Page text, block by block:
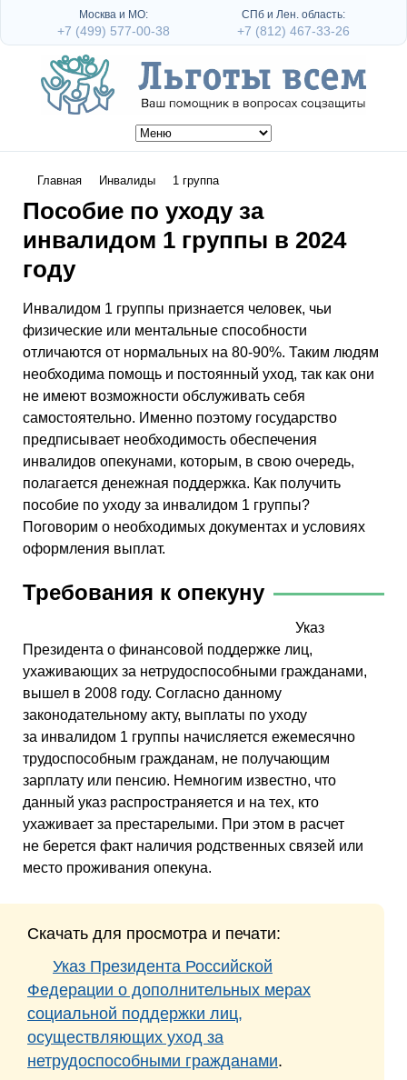
Главная Инвалиды 1 группа
Пособие по уходу за
инвалидом 1 группы в 2024
году
Инвалидом 1 группы признается человек, чьи
физические или ментальные способности
отличаются от нормальных на 80-90%. Таким людям
необходима помощь и постоянный уход, так как они
не имеют возможности обслуживать себя
самостоятельно. Именно поэтому государство
предписывает необходимость обеспечения
инвалидов опекунами, которым, в свою очередь,
полагается денежная поддержка. Как получить
пособие по уходу за инвалидом 1 группы?
Поговорим о необходимых документах и условиях
оформления выплат.
Требования к опекуну
Указ
Президента о финансовой поддержке лиц,
ухаживающих за нетрудоспособными гражданами,
вышел в 2008 году. Согласно данному
законодательному акту, выплаты по уходу
за инвалидом 1 группы начисляется ежемесячно
трудоспособным гражданам, не получающим
зарплату или пенсию. Немногим известно, что
данный указ распространяется и на тех, кто
ухаживает за престарелыми. При этом в расчет
не берется факт наличия родственных связей или
место проживания опекуна.
Скачать для просмотра и печати:
Указ Президента Российской
Федерации о дополнительных мерах
социальной поддержки лиц,
осуществляющих уход за
нетрудоспособными гражданами.
Москва и МО:
+7 (499) 577-00-38
СПб и Лен. область:
+7 (812) 467-33-26